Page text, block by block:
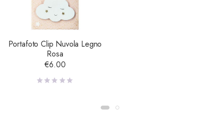
Portafoto Clip Nuvola Legno
Rosa
€6.00